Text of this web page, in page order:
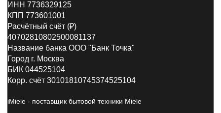
ИНН 7736329125
КПП 773601001
Расчётный счёт (₽)
40702810802500081137
Название банка ООО "Банк Точка"
Город г. Москва
БИК 044525104
Корр. счёт 30101810745374525104
iMiele - поставщик бытовой техники Miele